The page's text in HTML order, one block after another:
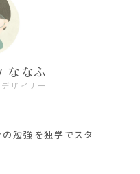
なふ
ザイナー
勉強を独学でスタ